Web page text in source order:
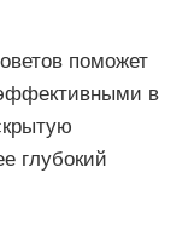
поможет
в
глубокий